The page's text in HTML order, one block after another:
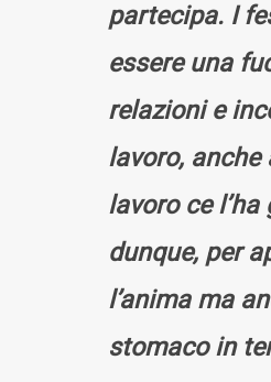
partecipa. I
essere una
relazioni e
lavoro, anche
lavoro ce
dunque, per
l’anima ma
stomaco in